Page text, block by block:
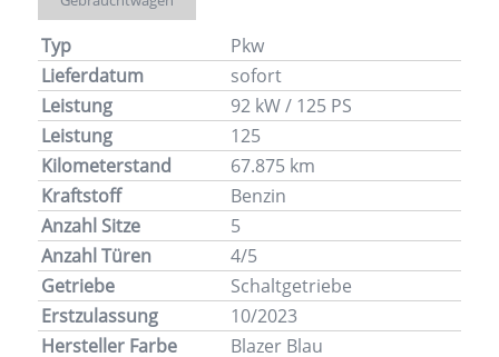
Typ
Pkw
Lieferdatum
sofort
Leistung
92 kW / 125 PS
Leistung
125
Kilometerstand
67.875 km
Kraftstoff
Benzin
Anzahl Sitze
5
Anzahl Türen
4/5
Getriebe
Schaltgetriebe
Erstzulassung
10/2023
Hersteller Farbe
Blazer Blau